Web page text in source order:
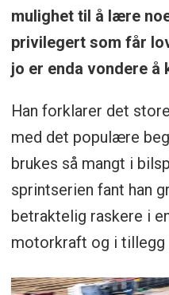
mulighet til å lære
privilegert som får
jo er enda vondere å
Han forklarer det
med det populære
brukes så mangt i
sprintserien fant han
betraktelig raskere i
motorkraft og i tillegg